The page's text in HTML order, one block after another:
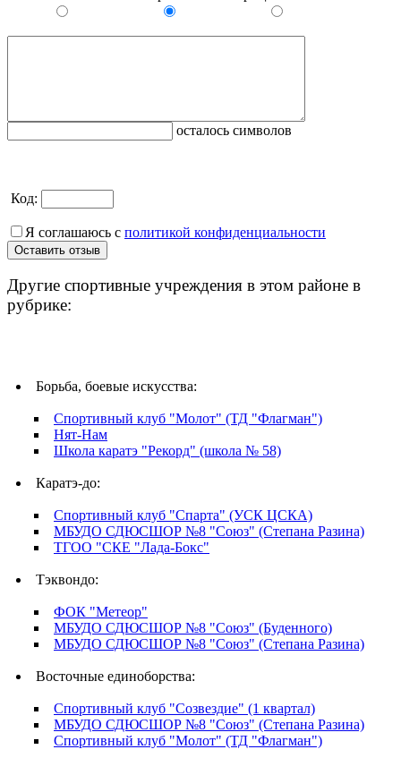
осталось символов
Код:
Я соглашаюсь с политикой конфиденциальности
Другие спортивные учреждения в этом районе в
рубрике:
Борьба, боевые искусства:
Спортивный клуб "Молот" (ТД "Флагман")
Нят-Нам
Школа каратэ "Рекорд" (школа № 58)
Каратэ-до:
Спортивный клуб "Спарта" (УСК ЦСКА)
МБУДО СДЮСШОР №8 "Союз" (Степана Разина)
ТГОО "СКЕ "Лада-Бокс"
Тэквондо:
ФОК "Метеор"
МБУДО СДЮСШОР №8 "Союз" (Буденного)
МБУДО СДЮСШОР №8 "Союз" (Степана Разина)
Восточные единоборства:
Спортивный клуб "Созвездие" (1 квартал)
МБУДО СДЮСШОР №8 "Союз" (Степана Разина)
Спортивный клуб "Молот" (ТД "Флагман")